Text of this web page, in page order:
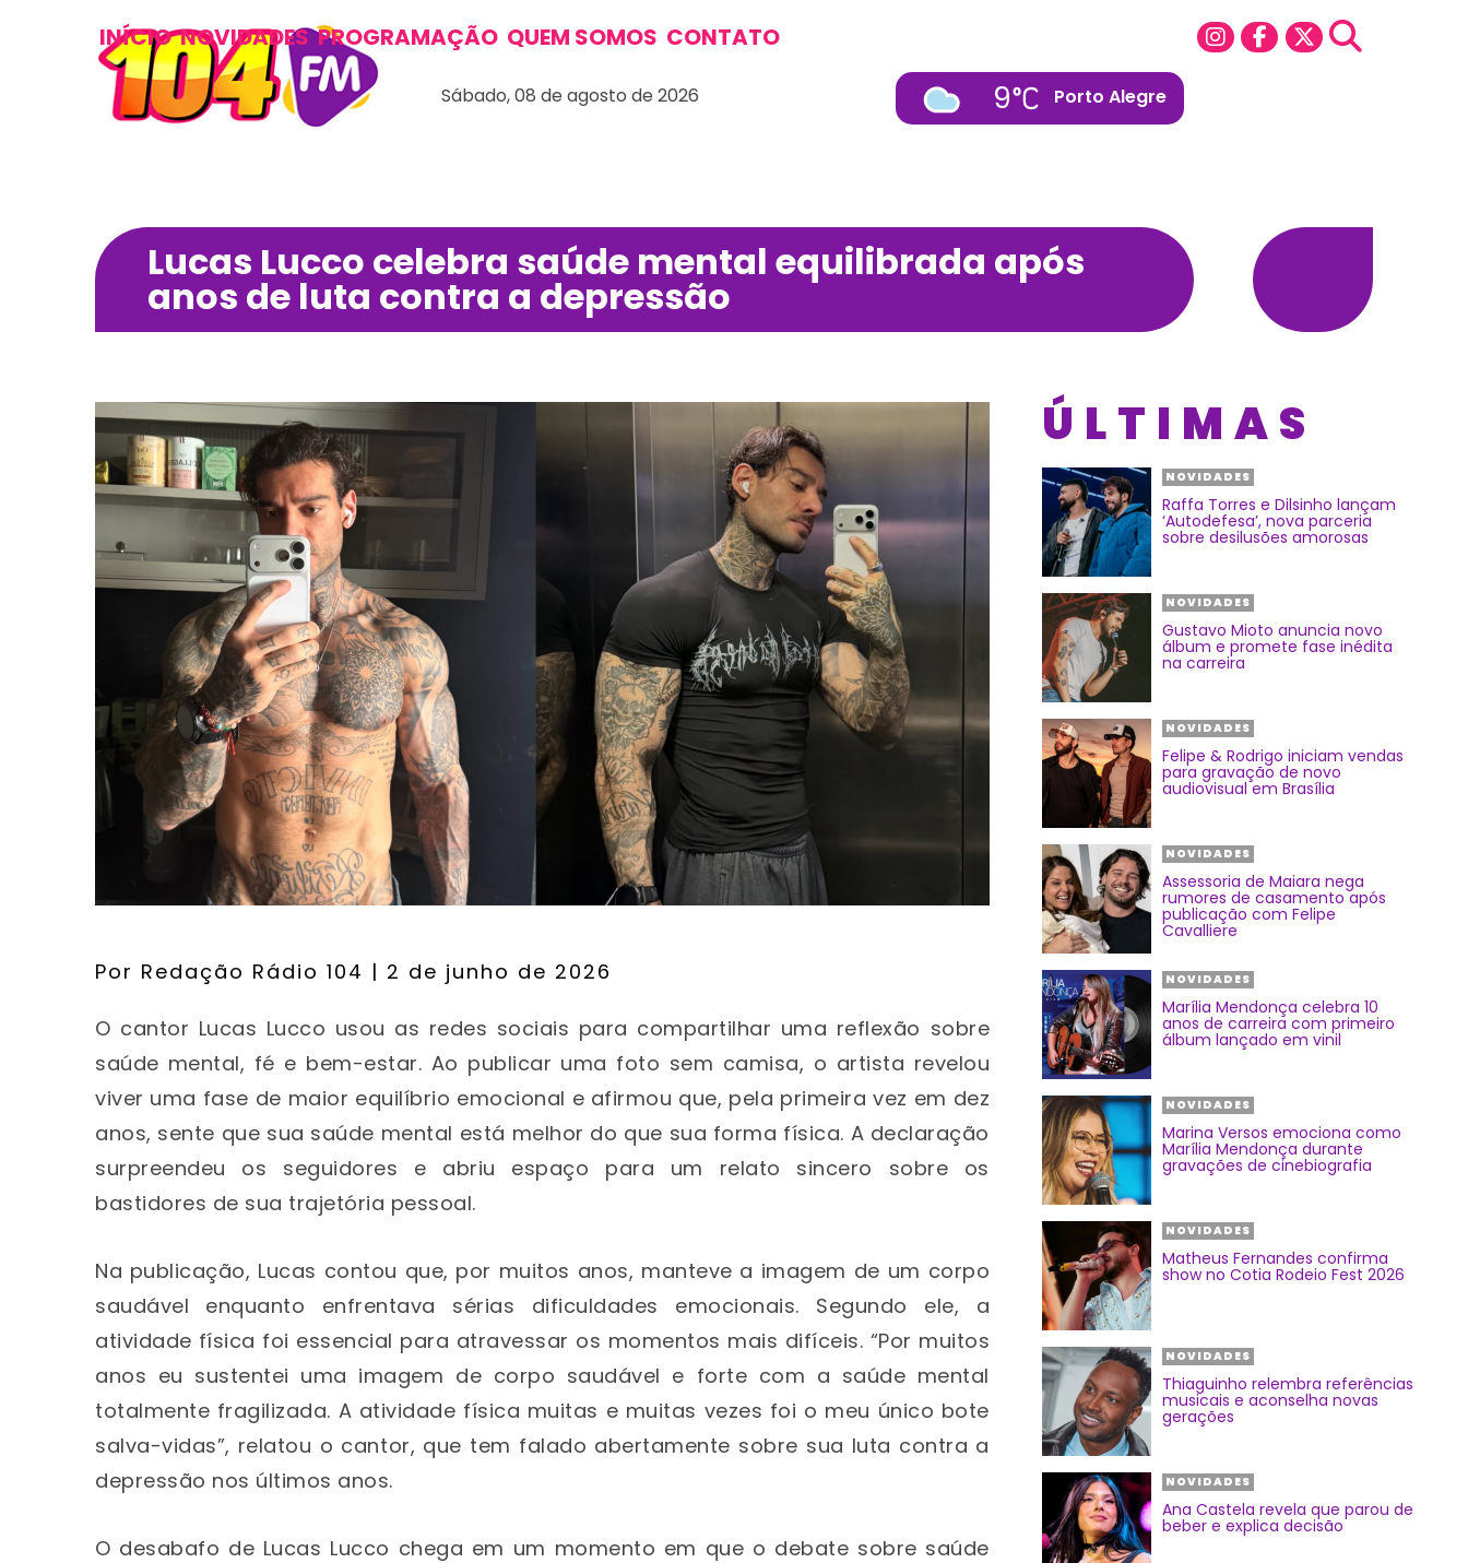
INÍCIO NOVIDADES PROGRAMAÇÃO QUEM SOMOS CONTATO
Sábado, 08 de agosto de 2026 Porto Alegre
9
Lucas Lucco celebra saúde mental equilibrada após
anos de luta contra a depressão
Por Redação Rádio 104 | 2 de junho de 2026
O cantor Lucas Lucco usou as redes sociais para compartilhar uma reflexão sobre
saúde mental, fé e bem-estar. Ao publicar uma foto sem camisa, o artista revelou
viver uma fase de maior equilíbrio emocional e afirmou que, pela primeira vez em dez
anos, sente que sua saúde mental está melhor do que sua forma física. A declaração
surpreendeu os seguidores e abriu espaço para um relato sincero sobre os
bastidores de sua trajetória pessoal.
Na publicação, Lucas contou que, por muitos anos, manteve a imagem de um corpo
saudável enquanto enfrentava sérias dificuldades emocionais. Segundo ele, a
atividade física foi essencial para atravessar os momentos mais difíceis. “Por muitos
anos eu sustentei uma imagem de corpo saudável e forte com a saúde mental
totalmente fragilizada. A atividade física muitas e muitas vezes foi o meu único bote
salva-vidas”, relatou o cantor, que tem falado abertamente sobre sua luta contra a
depressão nos últimos anos.
O desabafo de Lucas Lucco chega em um momento em que o debate sobre saúde
ÚLTIMAS
NOVIDADES
Raffa Torres e Dilsinho lançam
‘Autodefesa’, nova parceria
sobre desilusões amorosas
NOVIDADES
Gustavo Mioto anuncia novo
álbum e promete fase inédita
na carreira
NOVIDADES
Felipe & Rodrigo iniciam vendas
para gravação de novo
audiovisual em Brasília
NOVIDADES
Assessoria de Maiara nega
rumores de casamento após
publicação com Felipe
Cavalliere
NOVIDADES
Marília Mendonça celebra 10
anos de carreira com primeiro
álbum lançado em vinil
NOVIDADES
Marina Versos emociona como
Marília Mendonça durante
gravações de cinebiografia
NOVIDADES
Matheus Fernandes confirma
show no Cotia Rodeio Fest 2026
NOVIDADES
Thiaguinho relembra referências
musicais e aconselha novas
gerações
NOVIDADES
Ana Castela revela que parou de
beber e explica decisão